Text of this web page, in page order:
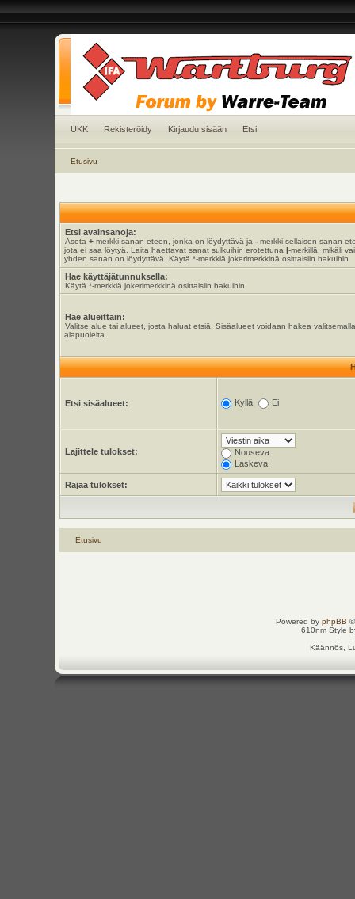
UKK Rekisteröidy Kirjaudu sisään Etsi
Etusivu
Etsi avainsanoja:
Aseta +merkki sanan eteen, jonka on löydyttävä ja -merkki sellaisen sanan
jota ei saa löytyä. Laita haettavat sanat sulkuihin erotettuna |-merkillä, mikäli
yhden sanan on löydyttävä. Käytä *-merkkiä jokerimerkkinä osittaisiin hakuihin
Hae käyttäjätunnuksella:
Käytä *-merkkiä jokerimerkkinä osittaisiin hakuihin
Hae alueittain:
Valitse alue tai alueet, josta haluat etsiä. Sisäalueet voidaan hakea
alapuolelta.
Etsi sisäalueet: Kyllä Ei
Lajittele tulokset:
Nouseva
Laskeva
Rajaa tulokset:
Etusivu
Powered by phpBB
610nm Style
Käännös,